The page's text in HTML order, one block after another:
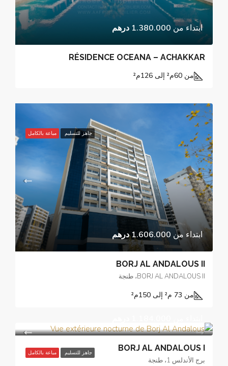
ابتداء من 1.380.000 درهم
RÉSIDENCE OCEANA – ACHAKKAR
من 60م² إلى 126م²
جاهز للتسليم مباعة بالكامل
ابتداء من 1.606.000 درهم
BORJ AL ANDALOUS II
BORJ AL ANDALOUS II، طنجة
من 73 م² إلى 150 م²
جاهز للتسليم مباعة بالكامل BORJ AL ANDALOUS I
برج الأندلس 1، طنجة